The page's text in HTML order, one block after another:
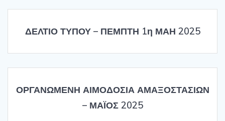
ΔΕΛΤΙΟ ΤΥΠΟΥ – ΠΕΜΠΤΗ 1η ΜΑΗ 2025
ΟΡΓΑΝΩΜΕΝΗ ΑΙΜΟΔΟΣΙΑ ΑΜΑΞΟΣΤΑΣΙΩΝ
– ΜΑΪΟΣ 2025